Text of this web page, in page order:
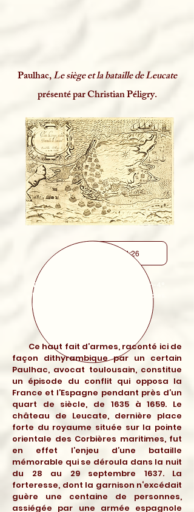
Paulhac,Le siège et la bataille de Leucate
présenté par Christian Péligry.
-04:26
Toulouse, Arnaud Colomiez, 1637. In-4°.
Reliure en veau glacé, fin 17 - 18 siècles.
Resp Pf XVII 56.
Ce haut fait d’armes, raconté ici de
façon dithyrambique par un certain
Paulhac, avocat toulousain, constitue
un épisode du conflit qui opposa la
France et l’Espagne pendant près d’un
quart de siècle, de 1635 à 1659. Le
château de Leucate, dernière place
forte du royaume située sur la pointe
orientale des Corbières maritimes, fut
en effet l’enjeu d’une bataille
mémorable qui se déroula dans la nuit
du 28 au 29 septembre 1637. La
forteresse, dont la garnison n‘excédait
guère une centaine de personnes,
assiégée par une armée espagnole